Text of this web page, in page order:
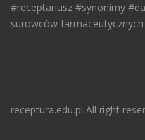
#receptariusz #synonimy
surowców
receptura.edu.pl All right